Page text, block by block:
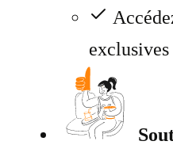
exclusives